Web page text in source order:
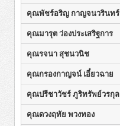
คุณพัชร์อริญ กาญจนวรินทร์
คุณมารุต ว่องประเสริฐการ
คุณรจนา สุชนวนิช
คุณกรองกาญจน์ เอี๋ยวฉาย
คุณปรีชาวัชร์ ภูริทรัพย์วรกุล
คุณดวงฤทัย พวงทอง